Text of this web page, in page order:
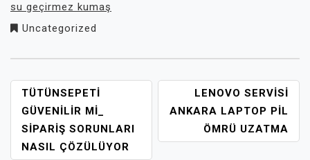
su geçirmez kumaş
Uncategorized
YAZI
GEZINMESI
TÜTÜNSEPETI
GÜVENILIR MI_
SIPARIŞ SORUNLARI
NASIL ÇÖZÜLÜYOR
LENOVO SERVISI
ANKARA LAPTOP PIL
ÖMRÜ UZATMA